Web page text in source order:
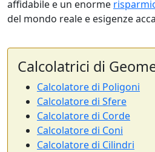
affidabile e un enorme
del mondo reale e esigenze
Calcolatrici di
Calcolatore di Poligoni
Calcolatore di Sfere
Calcolatore di Corde
Calcolatore di Coni
Calcolatore di Cilindri